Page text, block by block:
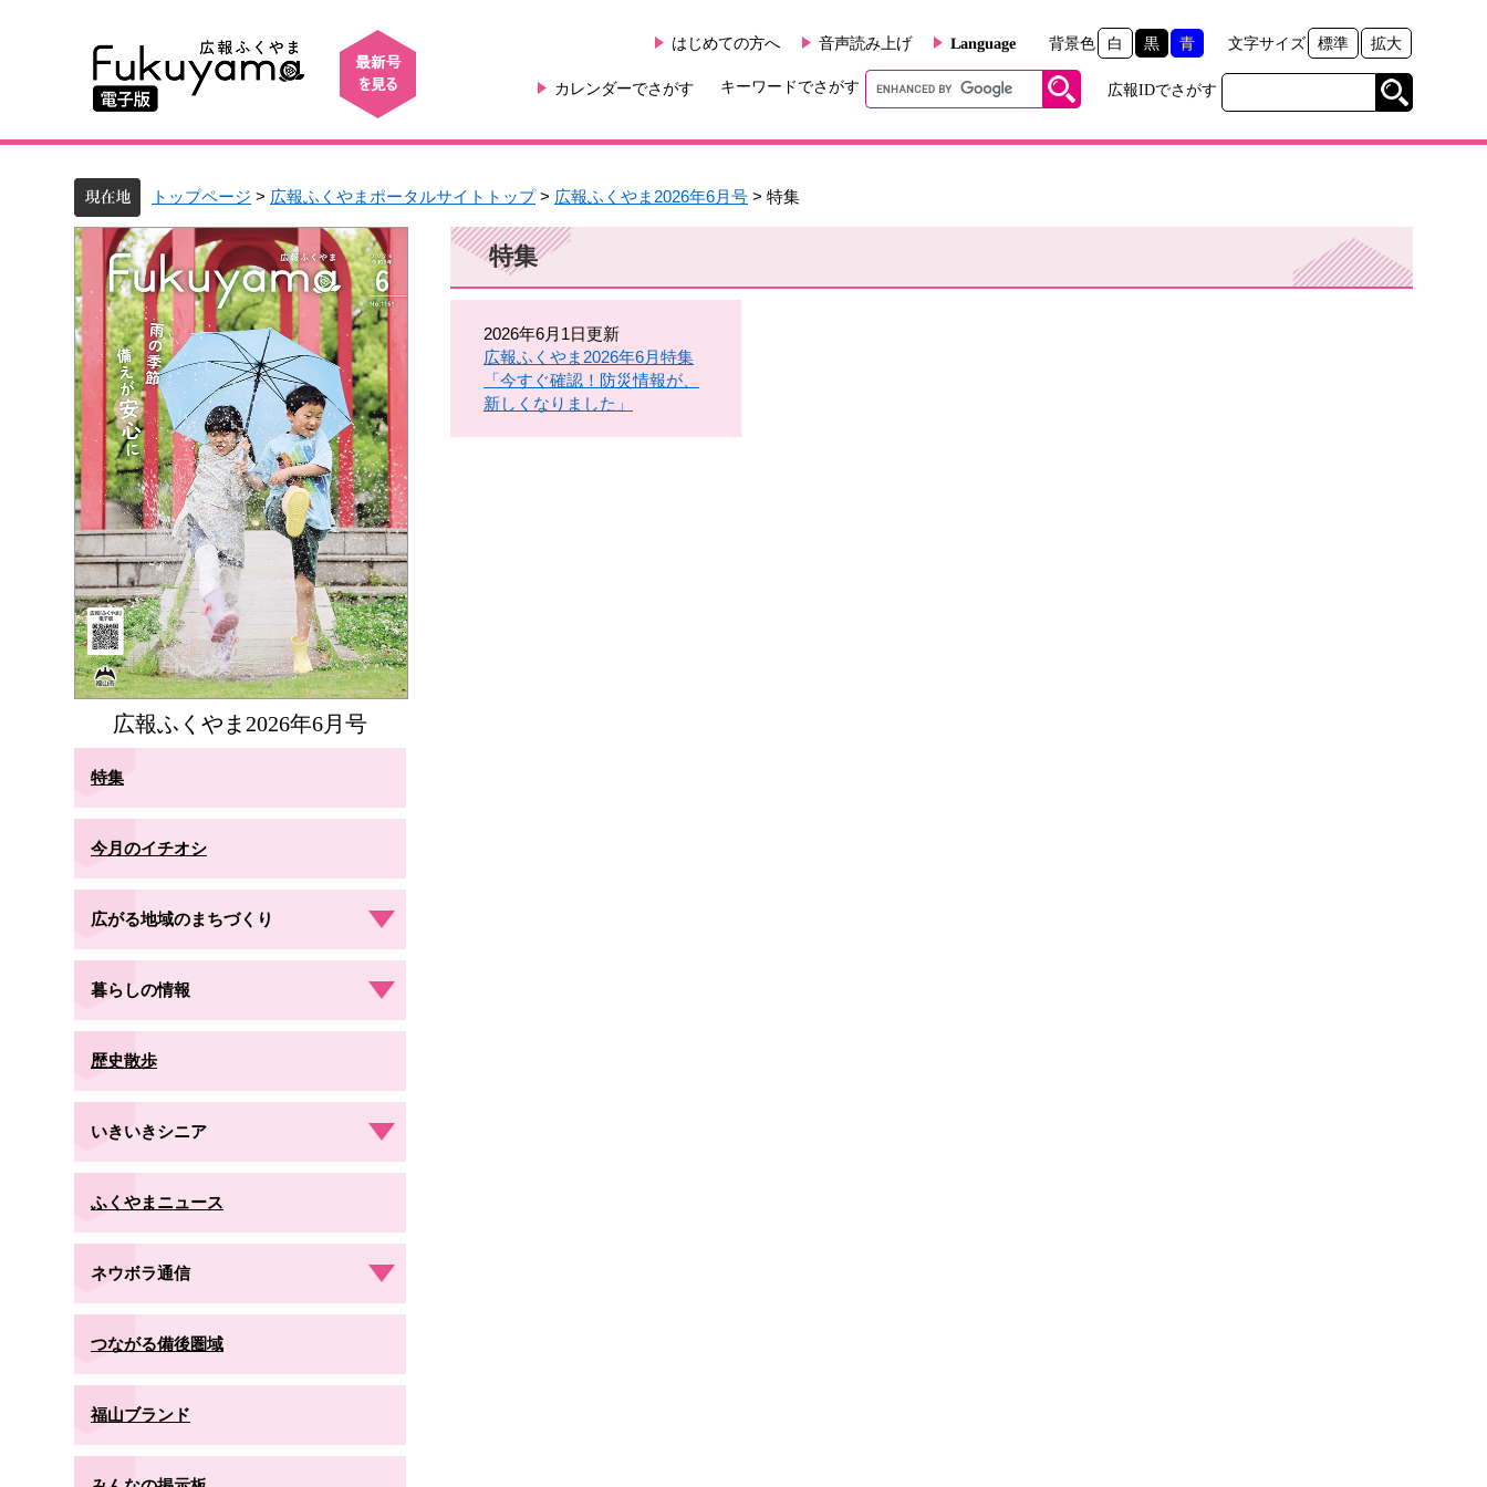
はじめての方へ 音声読み上げ Language 背景色 白 黒 青 文字サイズ 標準 拡大
カレンダーでさがす キーワードでさがす 広報IDでさがす
トップページ > 広報ふくやまポータルサイトトップ> 広報ふくやま2026年6月号 > 特集
広報ふくやま2026年6月号
特集
今月のイチオシ
広がる地域のまちづくり
暮らしの情報
歴史散歩
いきいきシニア
ふくやまニュース
ネウボラ通信
つながる備後圏域
福山ブランド
特集
2026年6月1日更新
広報ふくやま2026年6月特集
「今すぐ確認！防災情報が、
新しくなりました」